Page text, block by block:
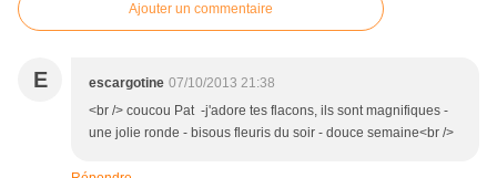
Ajouter un commentaire
E escargotine 07/10/2013 21:38
<br /> coucou Pat -j'adore tes flacons, ils sont magnifiques -
une jolie ronde - bisous fleuris du soir - douce semaine<br />